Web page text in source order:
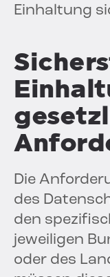
Einhaltung
Die
des
den
jeweiligen
oder des